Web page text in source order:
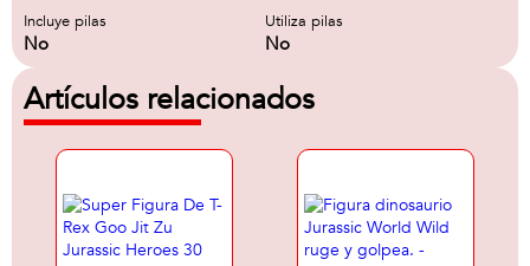
Incluye pilas
No
Utiliza pilas
No
Artículos relacionados